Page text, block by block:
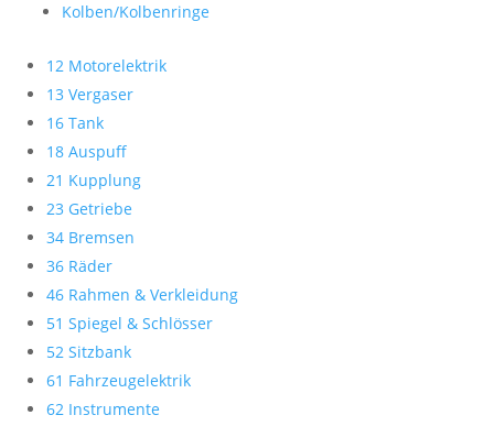
Kolben/Kolbenringe
12 Motorelektrik
13 Vergaser
16 Tank
18 Auspuff
21 Kupplung
23 Getriebe
34 Bremsen
36 Räder
46 Rahmen & Verkleidung
51 Spiegel & Schlösser
52 Sitzbank
61 Fahrzeugelektrik
62 Instrumente